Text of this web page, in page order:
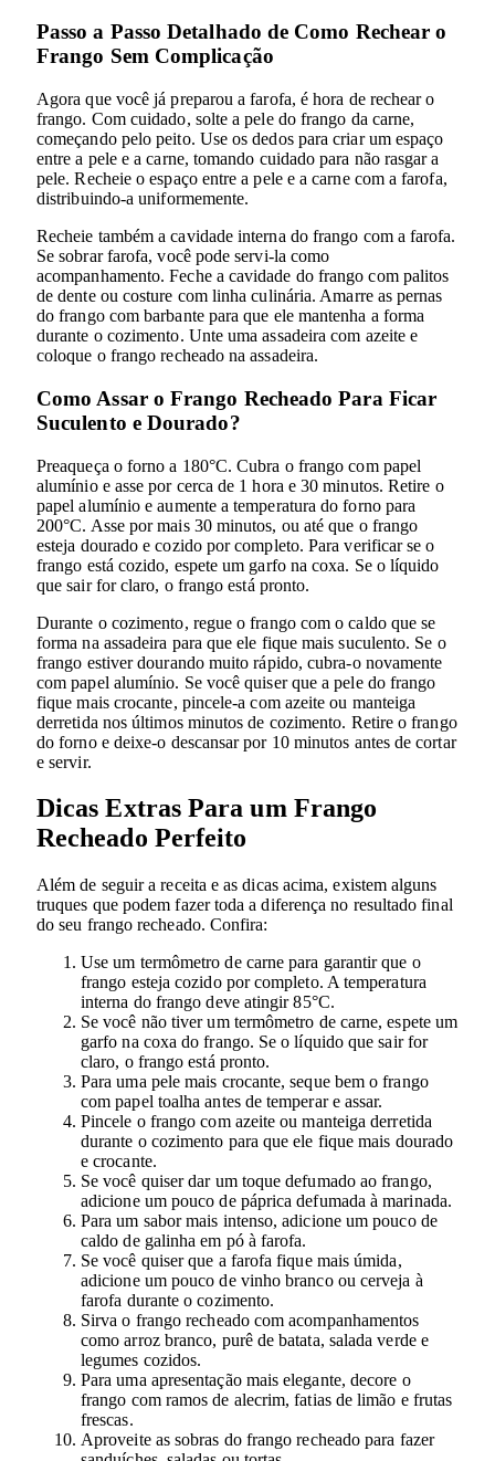
Passo a Passo Detalhado de Como Rechear o
Frango Sem Complicação
Agora que você já preparou a farofa, é hora de rechear o
frango. Com cuidado, solte a pele do frango da carne,
começando pelo peito. Use os dedos para criar um espaço
entre a pele e a carne, tomando cuidado para não rasgar a
pele. Recheie o espaço entre a pele e a carne com a farofa,
distribuindo-a uniformemente.
Recheie também a cavidade interna do frango com a farofa.
Se sobrar farofa, você pode servi-la como
acompanhamento. Feche a cavidade do frango com palitos
de dente ou costure com linha culinária. Amarre as pernas
do frango com barbante para que ele mantenha a forma
durante o cozimento. Unte uma assadeira com azeite e
coloque o frango recheado na assadeira.
Como Assar o Frango Recheado Para Ficar
Suculento e Dourado?
Preaqueça o forno a 180°C. Cubra o frango com papel
alumínio e asse por cerca de 1 hora e 30 minutos. Retire o
papel alumínio e aumente a temperatura do forno para
200°C. Asse por mais 30 minutos, ou até que o frango
esteja dourado e cozido por completo. Para verificar se o
frango está cozido, espete um garfo na coxa. Se o líquido
que sair for claro, o frango está pronto.
Durante o cozimento, regue o frango com o caldo que se
forma na assadeira para que ele fique mais suculento. Se o
frango estiver dourando muito rápido, cubra-o novamente
com papel alumínio. Se você quiser que a pele do frango
fique mais crocante, pincele-a com azeite ou manteiga
derretida nos últimos minutos de cozimento. Retire o frango
do forno e deixe-o descansar por 10 minutos antes de cortar
e servir.
Dicas Extras Para um Frango
Recheado Perfeito
Além de seguir a receita e as dicas acima, existem alguns
truques que podem fazer toda a diferença no resultado final
do seu frango recheado. Confira:
Use um termômetro de carne para garantir que o
frango esteja cozido por completo. A temperatura
interna do frango deve atingir 85°C.
Se você não tiver um termômetro de carne, espete um
garfo na coxa do frango. Se o líquido que sair for
claro, o frango está pronto.
Para uma pele mais crocante, seque bem o frango
com papel toalha antes de temperar e assar.
Pincele o frango com azeite ou manteiga derretida
durante o cozimento para que ele fique mais dourado
e crocante.
Se você quiser dar um toque defumado ao frango,
adicione um pouco de páprica defumada à marinada.
Para um sabor mais intenso, adicione um pouco de
caldo de galinha em pó à farofa.
Se você quiser que a farofa fique mais úmida,
adicione um pouco de vinho branco ou cerveja à
farofa durante o cozimento.
Sirva o frango recheado com acompanhamentos
como arroz branco, purê de batata, salada verde e
legumes cozidos.
Para uma apresentação mais elegante, decore o
frango com ramos de alecrim, fatias de limão e frutas
frescas.
Aproveite as sobras do frango recheado para fazer